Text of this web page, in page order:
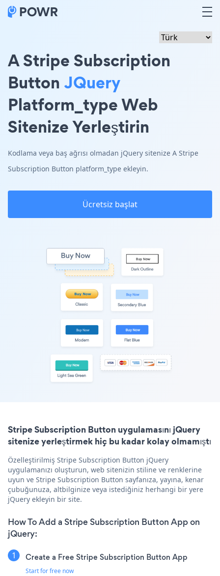
A Stripe Subscription
Button JQuery
Platform_type Web
Sitenize Yerleştirin
Kodlama veya baş ağrısı olmadan jQuery sitenize A Stripe
Subscription Button platform_type ekleyin.
Ücretsiz başlat
Stripe Subscription Button uygulamasını jQuery
sitenize yerleştirmek hiç bu kadar kolay olmamıştı
Özelleştirilmiş Stripe Subscription Button jQuery
uygulamanızı oluşturun, web sitenizin stiline ve renklerine
uyun ve Stripe Subscription Button sayfanıza, yayına, kenar
çubuğunuza, altbilginize veya istediğiniz herhangi bir yere
jQuery ekleyin bir site.
How To Add a Stripe Subscription Button App on
jQuery:
Create a Free Stripe Subscription Button App
Start for free now